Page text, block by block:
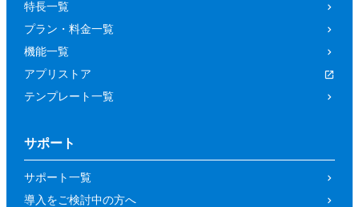
特長一覧
プラン・料金一覧
機能一覧
アプリストア
テンプレート一覧
サポート
サポート一覧
導入をご検討中の方へ